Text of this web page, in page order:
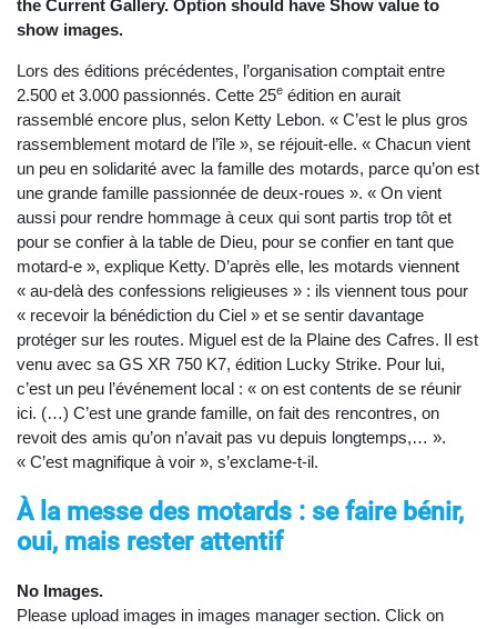
the Current Gallery. Option should have Show value to
show images.
Lors des éditions précédentes, l’organisation comptait entre
2.500 et 3.000 passionnés. Cette 25e édition en aurait
rassemblé encore plus, selon Ketty Lebon. « C’est le plus gros
rassemblement motard de l’île », se réjouit-elle. « Chacun vient
un peu en solidarité avec la famille des motards, parce qu’on est
une grande famille passionnée de deux-roues ». « On vient
aussi pour rendre hommage à ceux qui sont partis trop tôt et
pour se confier à la table de Dieu, pour se confier en tant que
motard-e », explique Ketty. D’après elle, les motards viennent
« au-delà des confessions religieuses » : ils viennent tous pour
« recevoir la bénédiction du Ciel » et se sentir davantage
protéger sur les routes. Miguel est de la Plaine des Cafres. Il est
venu avec sa GS XR 750 K7, édition Lucky Strike. Pour lui,
c’est un peu l’événement local : « on est contents de se réunir
ici. (…) C’est une grande famille, on fait des rencontres, on
revoit des amis qu’on n’avait pas vu depuis longtemps,… ».
« C’est magnifique à voir », s’exclame-t-il.
À la messe des motards : se faire bénir,
oui, mais rester attentif
No Images.
Please upload images in images manager section. Click on